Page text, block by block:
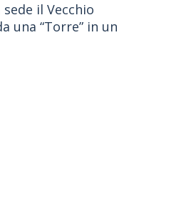
il Vecchio
una “Torre” in un